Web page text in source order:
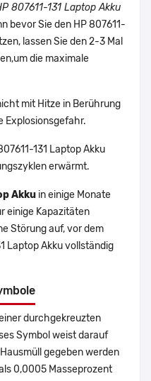
807611-131 Laptop Akku
bevor Sie den HP 807611-
lassen Sie den 2-3 Mal
die maximale
mit Hitze in Berührung
Explosionsgefahr.
131 Laptop Akku
erwärmt.
Akku in einige Monate
einige Kapazitäten
Störung auf, vor dem
Laptop Akku vollständig
durchgekreuzten
Symbol weist darauf
gegeben werden
0,0005 Masseprozent